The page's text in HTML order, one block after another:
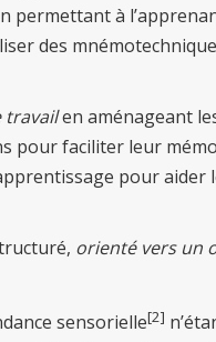
permettant à
des
travailen aménageant
pour faciliter leur
pour aider
orienté vers un
sensorielle[2]